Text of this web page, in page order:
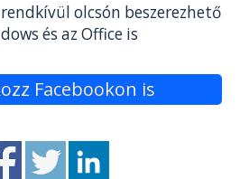
olcsón beszerezhető
és az Office is
Facebookon is